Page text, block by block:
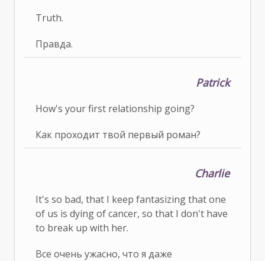
Truth.
Правда.
Patrick
How's your first relationship going?
Как проходит твой первый роман?
Charlie
It's so bad, that I keep fantasizing that one
of us is dying of cancer, so that I don't have
to break up with her.
Все очень ужасно, что я даже